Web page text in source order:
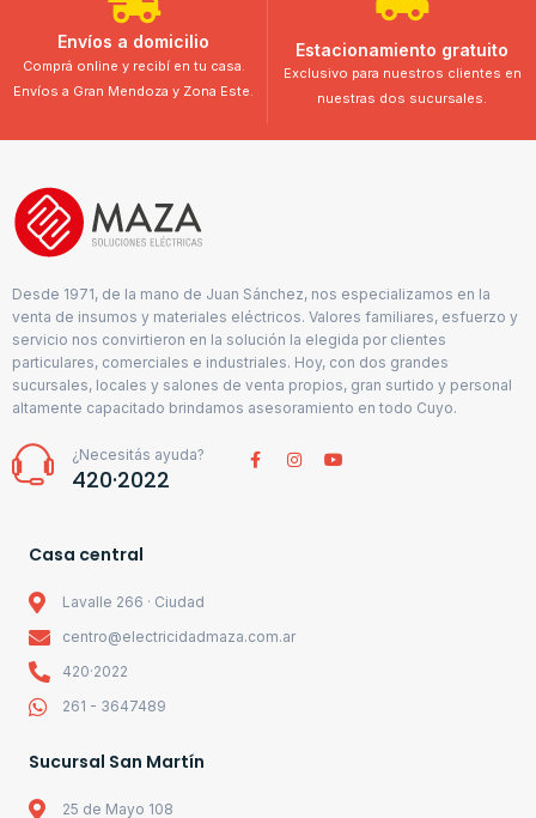
Envíos a domicilio
Comprá online y recibí en tu casa.
Envíos a Gran Mendoza y Zona Este.
Estacionamiento gratuito
Exclusivo para nuestros clientes en
nuestras dos sucursales.
Desde 1971, de la mano de Juan Sánchez, nos especializamos en la
venta de insumos y materiales eléctricos. Valores familiares, esfuerzo y
servicio nos convirtieron en la solución la elegida por clientes
particulares, comerciales e industriales. Hoy, con dos grandes
sucursales, locales y salones de venta propios, gran surtido y personal
altamente capacitado brindamos asesoramiento en todo Cuyo.
¿Necesitás ayuda?
420·2022
Casa central
Lavalle 266 · Ciudad
centro@electricidadmaza.com.ar
420·2022
261 - 3647489
Sucursal San Martín
25 de Mayo 108